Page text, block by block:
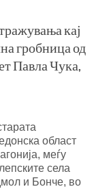
кај
гробница од
Павла Чука,
област
меѓу
села
и Бонче, во